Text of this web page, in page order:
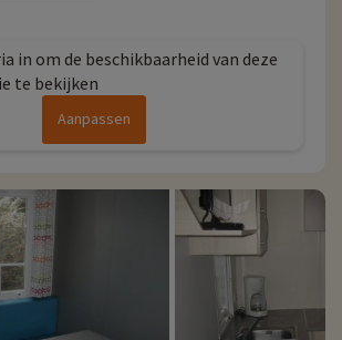
in om de beschikbaarheid van deze
te bekijken
Aanpassen